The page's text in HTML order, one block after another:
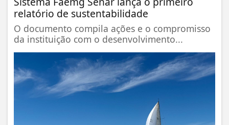
relatório de sustentabilidade
O documento compila ações e o compromisso
da instituição com o desenvolvimento...